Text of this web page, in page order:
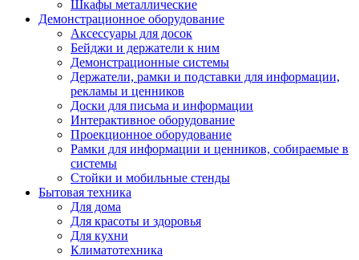
Шкафы металлические
Демонстрационное оборудование
Аксессуары для досок
Бейджи и держатели к ним
Демонстрационные системы
Держатели, рамки и подставки для информации,
рекламы и ценников
Доски для письма и информации
Интерактивное оборудование
Проекционное оборудование
Рамки для информации и ценников, собираемые в
системы
Стойки и мобильные стенды
Бытовая техника
Для дома
Для красоты и здоровья
Для кухни
Климатотехника